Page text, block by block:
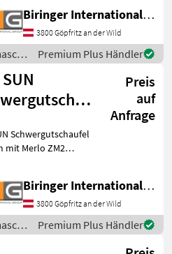
Schaufel
Biringer International GmbH
3800 Göpfritz an der Wild
Premium Plus Händler
ZM2 Aufna
Preis
auf
Anfrage
Schwergutschaufel
mit Merlo ZM2
Schaufel
Biringer International GmbH
3800 Göpfritz an der Wild
Premium Plus Händler